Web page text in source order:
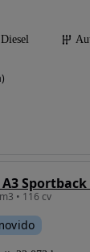
Diesel
Sportback
• 116 cv